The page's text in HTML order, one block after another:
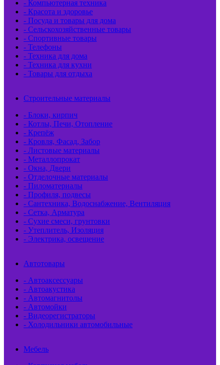
- Компьютерная техника
- Красота и здоровье
- Посуда и товары для дома
- Сельскохозяйственные товары
- Спортивные товары
- Телефоны
- Техника для дома
- Техника для кухни
- Товары для отдыха
Строительные материалы
- Блоки, кирпич
- Котлы, Печи, Отопление
- Крепёж
- Кровля, Фасад, Забор
- Листовые материалы
- Металлопрокат
- Окна, Двери
- Отделочные материалы
- Пиломатериалы
- Профиля, подвесы
- Сантехника, Водоснабжение, Вентиляция
- Сетка, Арматура
- Сухие смеси, грунтовки
- Утеплитель, Изоляция
- Электрика, освещение
Автотовары
- Автоаксессуары
- Автоакустика
- Автомагнитолы
- Автомойки
- Видеорегистраторы
- Холодильники автомобильные
Мебель